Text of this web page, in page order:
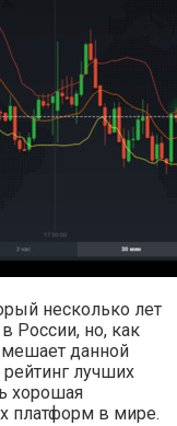
несколько лет
России, но, как
мешает данной
лучших
хорошая
платформ в мире.